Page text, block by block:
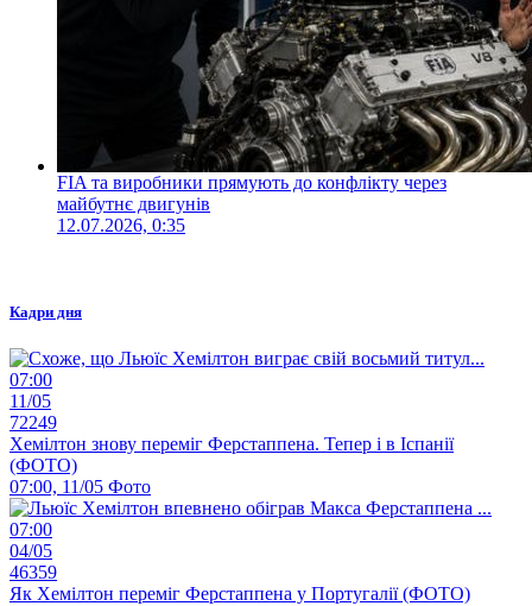
FIA та виробники прямують до конфлікту через
майбутнє двигунів
12.07.2026, 0:35
Кадри дня
07:00
11/05
72249
Хемілтон знову переміг Ферстаппена. Тепер і в Іспанії
(ФОТО)
07:00, 11/05 Фото
07:00
04/05
46359
Як Хемілтон переміг Ферстаппена у Португалії (ФОТО)